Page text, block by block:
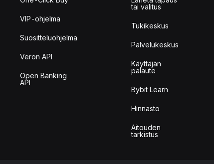
VIP-ohjelma
Suositteluohjelma
Veron API
Open Banking
API
tai valitus
Tukikeskus
Palvelukeskus
Käyttäjän
palaute
Bybit Learn
Hinnasto
Aitouden
tarkistus